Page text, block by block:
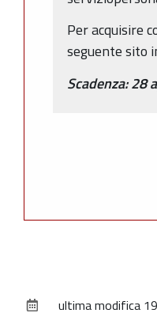
Per acquisire
seguente sito
Scadenza: 28
ultima modifica